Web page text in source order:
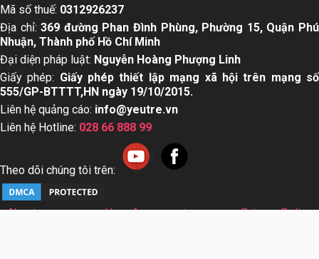
Mã số thuế: 0312926237
Địa chỉ:369 đường Phan Đình Phùng, Phường 15, Quận Phú
Nhuận, Thành phố Hồ Chí Minh
Đại diện pháp luật: Nguyễn Hoàng Phượng Linh
Giấy phép: Giấy phép thiết lập mạng xã hội trên mạng số
555/GP-BTTTT,HN ngày 19/10/2015.
Liên hệ quảng cáo: info@yeutre.vn
Liên hệ Hotline: 028 66 888 99
Theo dõi chúng tôi trên:
About us User Agreement
Privacy Policy